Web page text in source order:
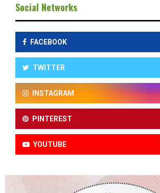
Social Networks
FACEBOOK
TWITTER
INSTAGRAM
PINTEREST
YOUTUBE